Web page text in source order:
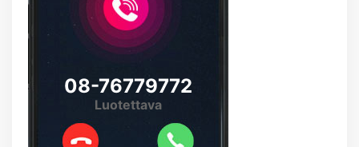
08-76779772
Luotettava